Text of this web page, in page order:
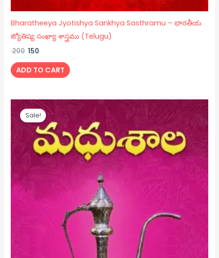
Bharatheeya Jyotishya Sankhya Sasthramu – భారతీయ
జ్యోతిష్య సంఖ్యా శాస్త్రము (Telugu)
200 150
ADD TO CART
Sale!
Original
price
was:
₹ 250.
Current
price
is:
₹ 200.